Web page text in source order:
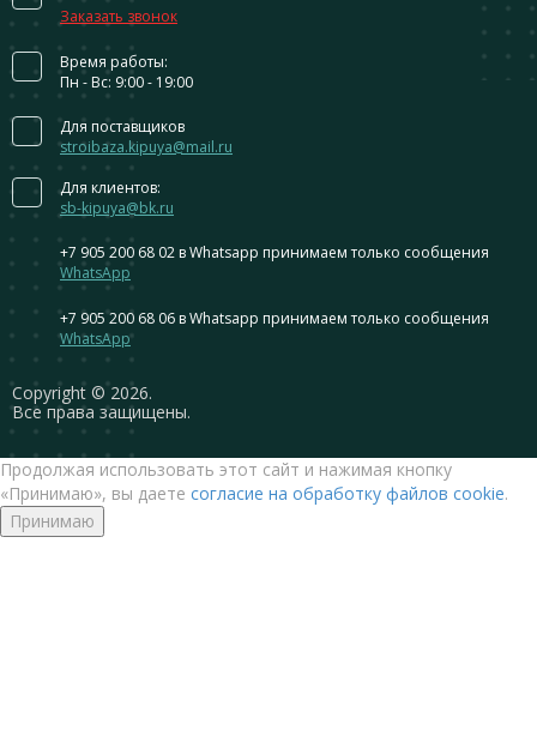
Сopyright © 2026.
Все права защищены.
Заказать звонок
Время работы:
Пн - Вс: 9:00 - 19:00
Для поставщиков
stroibaza.kipuya@mail.ru
Для клиентов:
sb-kipuya@bk.ru
+7 905 200 68 02 в Whatsapp принимаем только сообщения
WhatsApp
+7 905 200 68 06 в Whatsapp принимаем только сообщения
WhatsApp
Продолжая использовать этот сайт и нажимая кнопку
«Принимаю», вы даете согласие на обработку файлов cookie.
Принимаю